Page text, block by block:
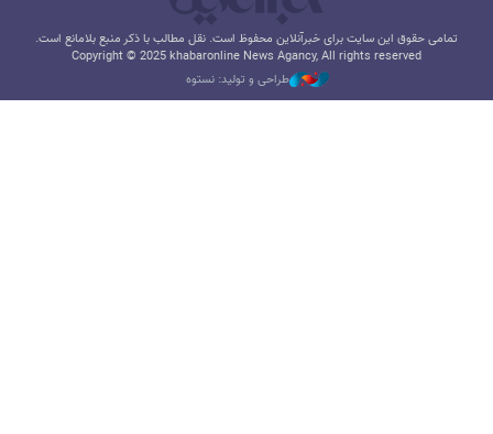
تمامی حقوق این سایت برای خبرآنلاین محفوظ است. نقل مطالب با ذکر منبع بلامانع است.
Copyright © 2025 khabaronline News Agancy, All rights reserved
طراحی و تولید: نستوه